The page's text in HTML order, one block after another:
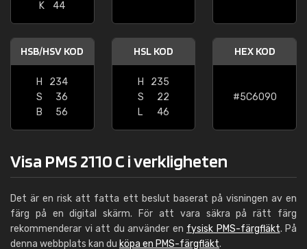
K
44
HSB/HSV KOD
H
234
S
36
B
56
HSL KOD
H
235
S
22
L
46
HEX KOD
#5C6090
Visa PMS 2110 C i verkligheten
Det är en risk att fatta ett beslut baserat på visningen av en
färg på en digital skärm. För att vara säkra på rätt färg
rekommenderar vi att du använder en fysisk PMS-färgfläkt. På
denna webbplats kan du köpa en PMS-färgfläkt.